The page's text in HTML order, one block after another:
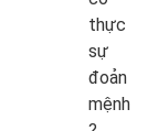
thực
sự
đoản
mệnh